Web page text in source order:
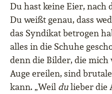
Du hast keine Eier, nach
Du weißt genau, dass
das Syndikat betrogen
alles in die Schuhe
denn die Bilder, die
Auge ereilen, sind
kann. „Weil dulieber die